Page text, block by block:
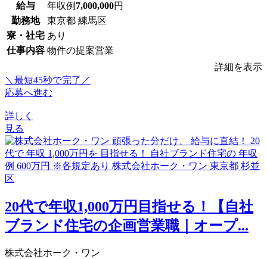
給与 年収例 7,000,000円
勤務地
東京都 練馬区
寮・社宅 あり
仕事内容 物件の提案営業
詳細を表示
＼最短45秒で完了／
応募へ進む
詳しく
見る
20代で年収1,000万円目指せる！【自社
ブランド住宅の企画営業職｜オープ...
株式会社ホーク・ワン